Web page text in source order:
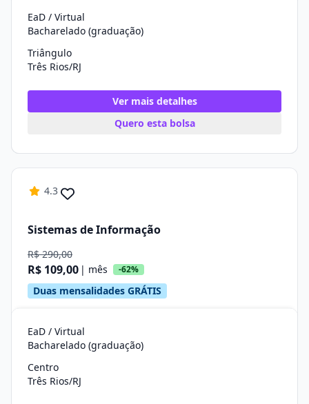
EaD / Virtual
Bacharelado (graduação)
Triângulo
Três Rios/RJ
Ver mais detalhes
Quero esta bolsa
4.3
Sistemas de Informação
R$ 290,00
R$ 109,00 | mês -62%
Duas mensalidades GRÁTIS
EaD / Virtual
Bacharelado (graduação)
Centro
Três Rios/RJ